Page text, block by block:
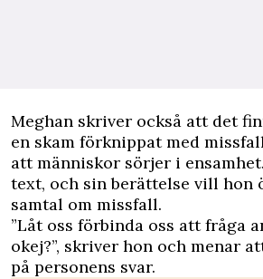
Meghan skriver också att det
en skam förknippat med
att människor sörjer i
text, och sin berättelse vill hon
samtal om missfall.
”Låt oss förbinda oss att fråga
okej?”, skriver hon och menar
på personens svar.